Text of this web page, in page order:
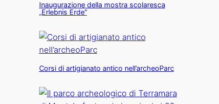
Inaugurazione della mostra scolaresca
„Erlebnis Erde“
Corsi di artigianato antico nell’archeoParc